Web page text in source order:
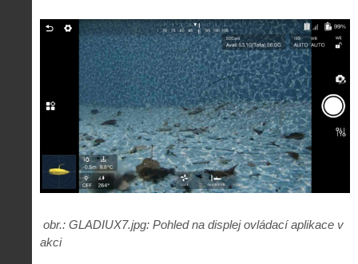
obr.: GLADIUX7.jpg: Pohled na displej ovládací aplikace v
akci